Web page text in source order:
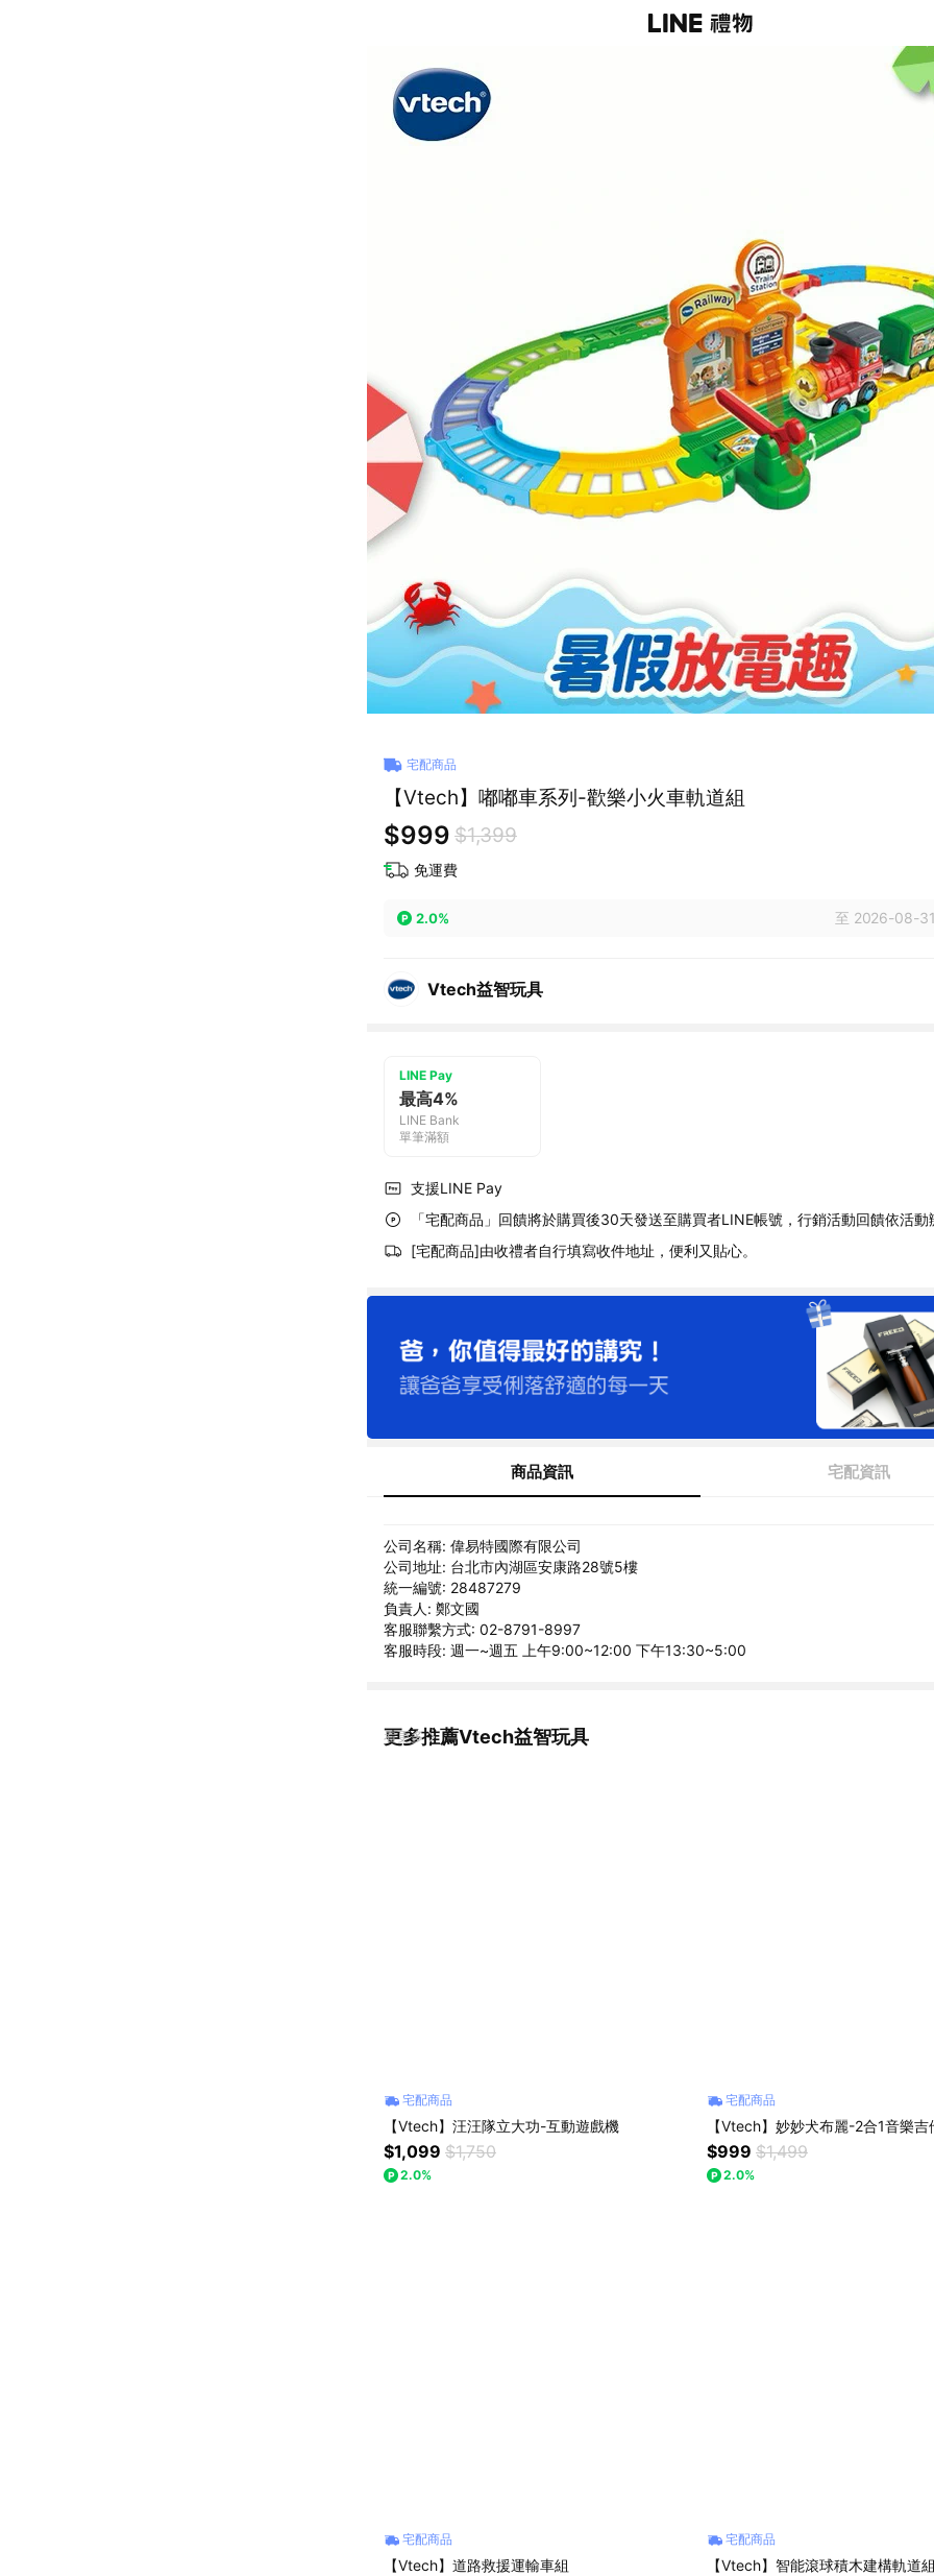
宅配商品
【Vtech】嘟嘟車系列-歡樂小火車軌道組
$999 $1,399
免運費
2.0% 至 2026-08-
Vtech益智玩具
LINE Pay
最高4%
LINE Bank
單筆滿額
支援LINE Pay
「宅配商品」回饋將於購買後30天發送至購買者LINE帳號，行銷活動回饋依活動
[宅配商品]由收禮者自行填寫收件地址，便利又貼心。
商品資訊 宅配資訊
公司名稱: 偉易特國際有限公司
公司地址: 台北市內湖區安康路28號5樓
統一編號: 28487279
負責人: 鄭文國
客服聯繫方式: 02-8791-8997
客服時段: 週一~週五 上午9:00~12:00 下午13:30~5:00
更多推薦Vtech益智玩具
看更多
宅配商品
【Vtech】汪汪隊立大功-互動遊戲機
$1,099 $1,750
2.0%
宅配商品
【Vtech】妙妙犬布麗-2合1音樂吉
$999 $1,499
2.0%
宅配商品
【Vtech】道路救援運輸車組
宅配商品
【Vtech】智能滾球積木建構軌道